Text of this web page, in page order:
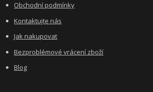
Obchodní podmínky
Kontaktujte nás
Jak nakupovat
Bezproblémové vrácení zboží
Blog